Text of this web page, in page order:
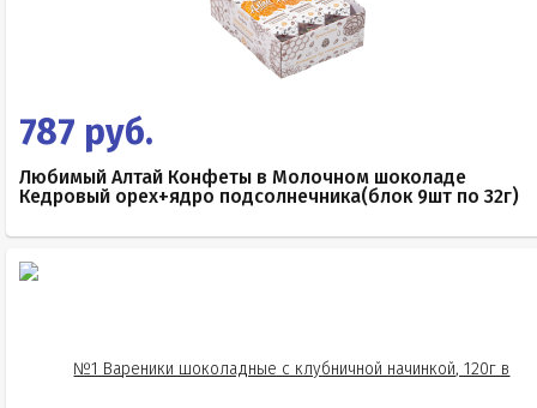
787 руб.
Любимый Алтай Конфеты в Молочном шоколаде
Кедровый орех+ядро подсолнечника(блок 9шт по 32г)